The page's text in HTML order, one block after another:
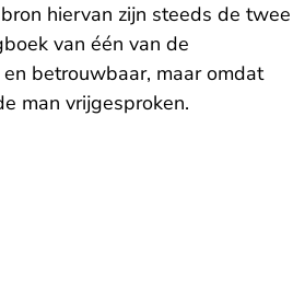
hiervan zijn steeds de twee
van één van de
betrouwbaar, maar omdat
man vrijgesproken.